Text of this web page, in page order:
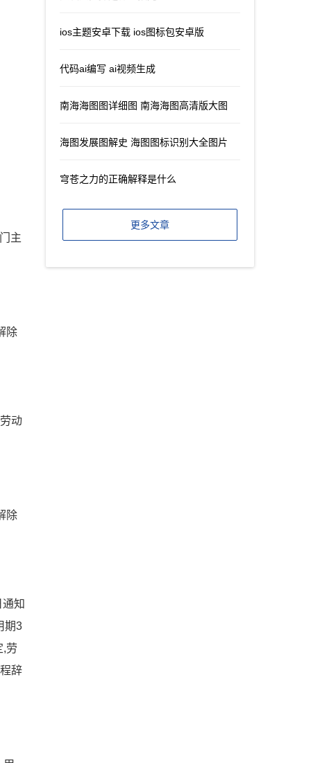
主
除
动
除
知
期3
,劳
辞
ios主题安卓下载 ios图标包安卓版
代码ai编写 ai视频生成
南海海图图详细图 南海海图高清版大图
海图发展图解史 海图图标识别大全图片
穹苍之力的正确解释是什么
更多文章